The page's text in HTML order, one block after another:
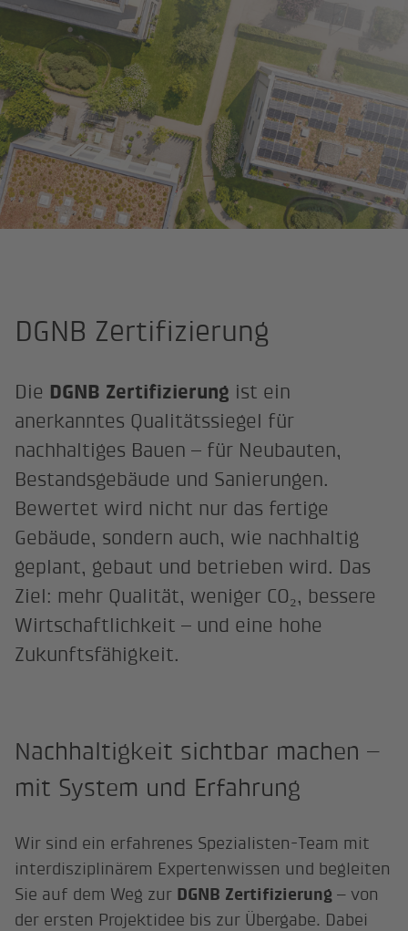
DGNB Zertifizierung
Die DGNB Zertifizierung ist ein
anerkanntes Qualitätssiegel für
nachhaltiges Bauen – für Neubauten,
Bestandsgebäude und Sanierungen.
Bewertet wird nicht nur das fertige
Gebäude, sondern auch, wie nachhaltig
geplant, gebaut und betrieben wird. Das
Ziel: mehr Qualität, weniger CO₂, bessere
Wirtschaftlichkeit – und eine hohe
Zukunftsfähigkeit.
Nachhaltigkeit sichtbar machen –
mit System und Erfahrung
Wir sind ein erfahrenes Spezialisten-Team mit
interdisziplinärem Expertenwissen und begleiten
Sie auf dem Weg zur DGNB Zertifizierung – von
der ersten Projektidee bis zur Übergabe. Dabei